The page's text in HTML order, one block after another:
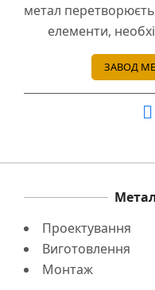
метал
елементи,
ЗАВОД
Проектування
Виготовлення
Монтаж